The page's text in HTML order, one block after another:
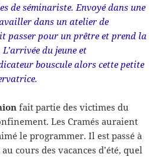
de séminariste. Envoyé dans une
dans un atelier de
passer pour un prêtre et prend la
du jeune et
bouscule alors cette petite
fait partie des victimes du
Les Cramés auraient
le programmer. Il est passé à
cours des vacances d’été, quel